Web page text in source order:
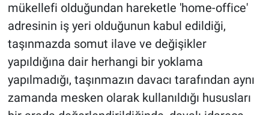
mükellefi olduğundan hareketle 'home-office'
adresinin iş yeri olduğunun kabul edildiği,
taşınmazda somut ilave ve değişikler
yapıldığına dair herhangi bir yoklama
yapılmadığı, taşınmazın davacı tarafından aynı
zamanda mesken olarak kullanıldığı hususları